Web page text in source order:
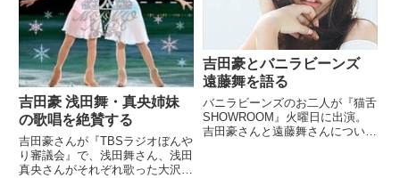
吉田豪 浅田舞・真央姉妹
の歌唱を絶賛する
吉田豪さんが『TBSラジオぼんや
り審議会』で、浅田舞さん、浅田
真央さんがそれぞれ歌った大沢悠
吉田豪とバニラビーンズ
遠藤舞を語る
バニラビーンズのお二人が『猫舌
SHOWROOM』火曜日に出演。
吉田豪さんと遠藤舞さんについて